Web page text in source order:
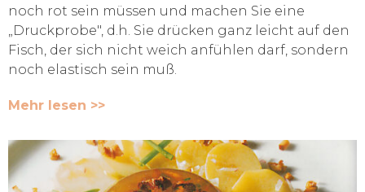
noch rot sein müssen und machen Sie eine
„Druckprobe", d.h. Sie drücken ganz leicht auf den
Fisch, der sich nicht weich anfühlen darf, sondern
noch elastisch sein muß.
Mehr lesen >>